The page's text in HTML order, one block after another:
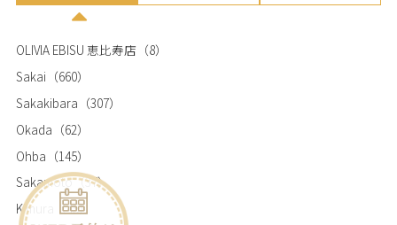
OLIVIA EBISU 恵比寿店 （8）
Sakai （660）
Sakakibara （307）
Okada （62）
Ohba （145）
Sakamoto（37）
Kimura
（45）